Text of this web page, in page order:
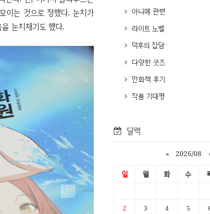
이는 것으로 정했다. 눈치가
눈치채기도 했다.
아니메 관련
라이트 노벨
덕후의 잡담
다양한 굿즈
만화책 후기
작품 기대평
달력
« 2026/08
일 월 화 수
2
3 4 5